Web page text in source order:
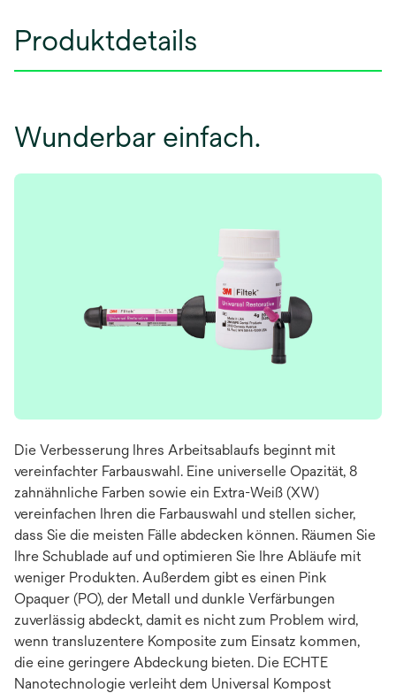
Produktdetails
Wunderbar einfach.
Die Verbesserung Ihres Arbeitsablaufs beginnt mit
vereinfachter Farbauswahl. Eine universelle Opazität, 8
zahnähnliche Farben sowie ein Extra-Weiß (XW)
vereinfachen Ihren die Farbauswahl und stellen sicher,
dass Sie die meisten Fälle abdecken können. Räumen Sie
Ihre Schublade auf und optimieren Sie Ihre Abläufe mit
weniger Produkten. Außerdem gibt es einen Pink
Opaquer (PO), der Metall und dunkle Verfärbungen
zuverlässig abdeckt, damit es nicht zum Problem wird,
wenn transluzentere Komposite zum Einsatz kommen,
die eine geringere Abdeckung bieten. Die ECHTE
Nanotechnologie verleiht dem Universal Kompost